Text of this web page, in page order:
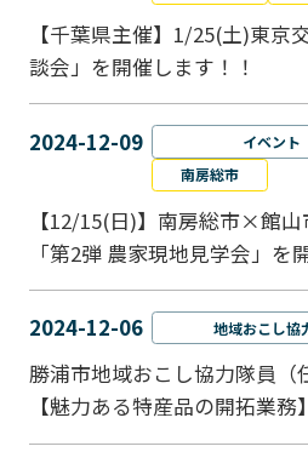
【千葉県主催】1/25(土)東京
談会」を開催します！！
2024-12-09 イベント
南房総市
【12/15(日)】南房総市×館
「第2弾 農家現地見学会」を
2024-12-06 地域おこし協
勝浦市地域おこし協力隊員（
【魅力ある特産品の開拓業務】